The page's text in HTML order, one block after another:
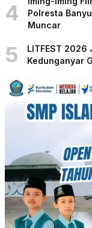
4
Polresta
Muncar
5
LITFEST 2026
Kedunganyar